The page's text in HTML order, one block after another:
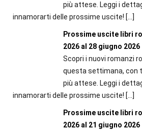
più attese. Leggi i
innamorarti delle prossime uscite! […]
Prossime uscite libri
2026 al 28 giugno 2026
Scopri i nuovi romanzi
questa settimana, con
più attese. Leggi i
innamorarti delle prossime uscite! […]
Prossime uscite libri
2026 al 21 giugno 2026